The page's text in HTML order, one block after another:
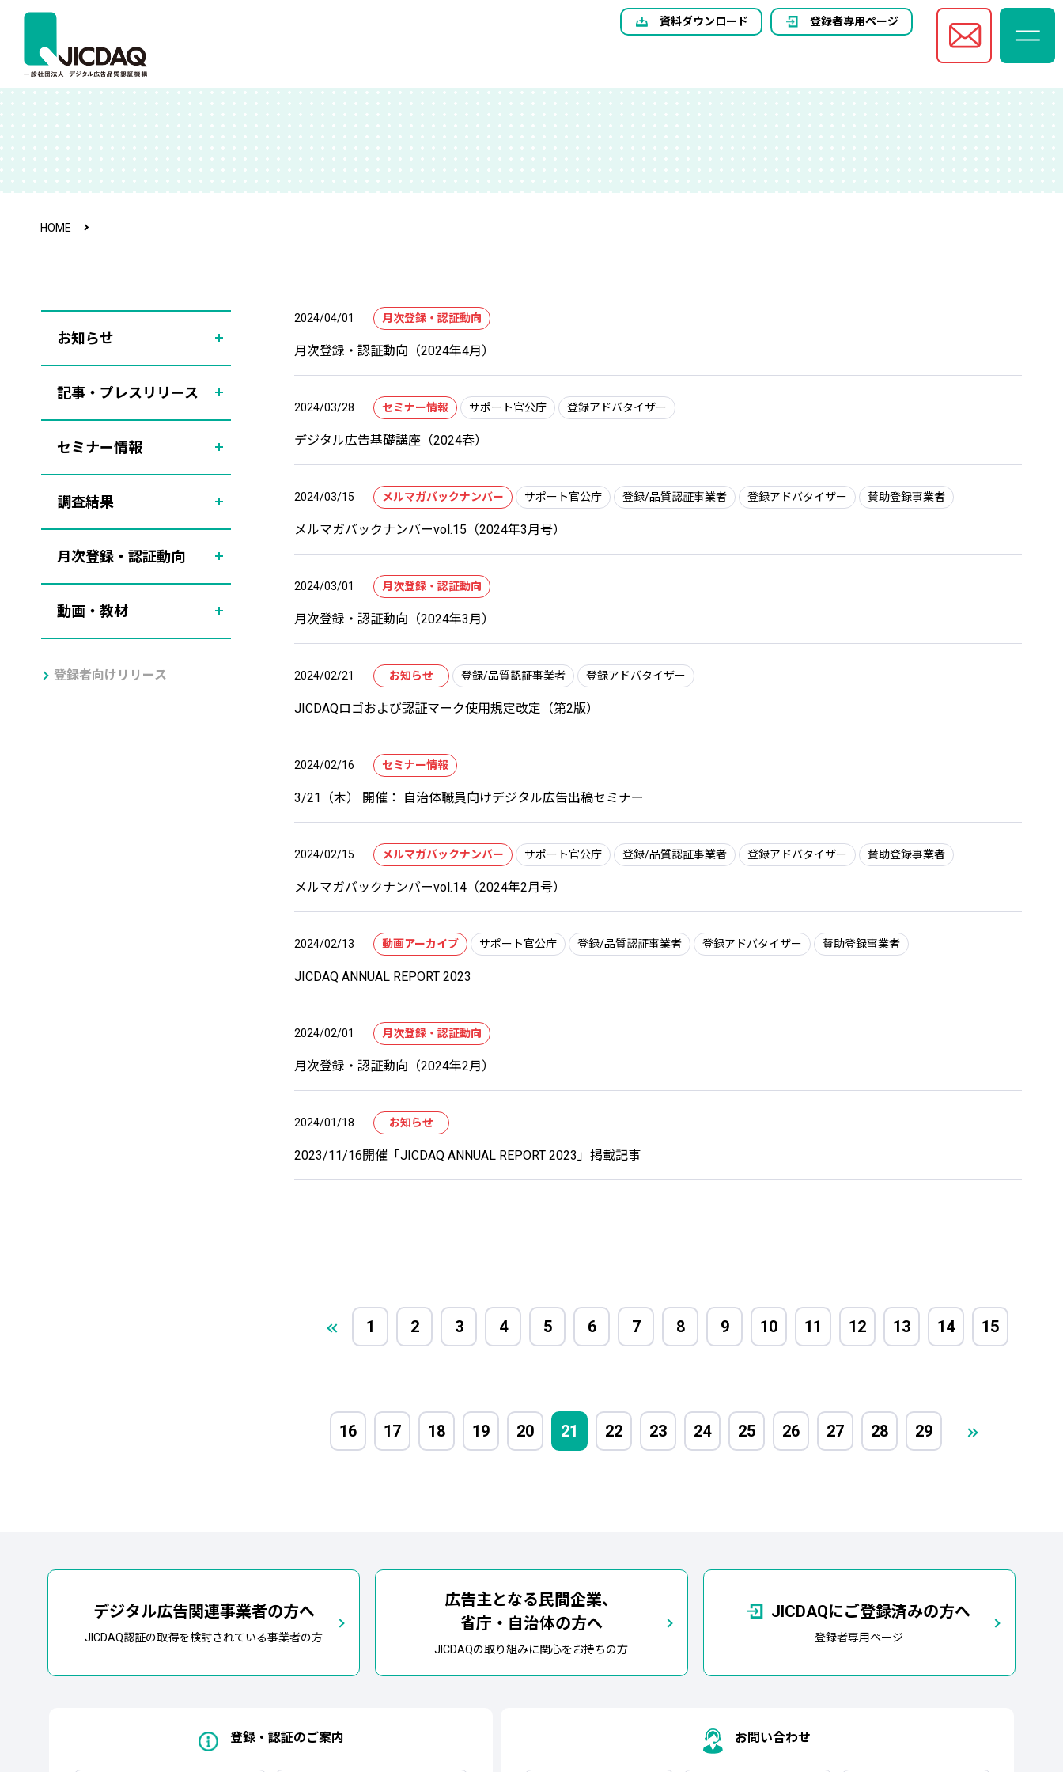
資料ダウンロード 登録者専用ページ
HOME
2024/04/01 月次登録・認証動向
月次登録・認証動向（2024年4月）
2024/03/28 セミナー情報 サポート官公庁 登録アドバタイザー
デジタル広告基礎講座（2024春）
2024/03/15 メルマガバックナンバー サポート官公庁 登録/品質認証事業者 登録アドバタイザー 賛助登録事業者
メルマガバックナンバーvol.15（2024年3月号）
2024/03/01 月次登録・認証動向
月次登録・認証動向（2024年3月）
2024/02/21 お知らせ 登録/品質認証事業者 登録アドバタイザー
JICDAQロゴおよび認証マーク使用規定改定（第2版）
2024/02/16 セミナー情報
3/21（木） 開催： 自治体職員向けデジタル広告出稿セミナー
2024/02/15 メルマガバックナンバー サポート官公庁 登録/品質認証事業者 登録アドバタイザー 賛助登録事業者
メルマガバックナンバーvol.14（2024年2月号）
2024/02/13 動画アーカイブ サポート官公庁 登録/品質認証事業者 登録アドバタイザー 賛助登録事業者
JICDAQ ANNUAL REPORT 2023
2024/02/01 月次登録・認証動向
月次登録・認証動向（2024年2月）
2024/01/18 お知らせ
2023/11/16開催「JICDAQ ANNUAL REPORT 2023」掲載記事
1 2 3 4 5 6 7 8 9 10 11 12 13 14 15
16 17 18 19 20 21 22 23 24 25 26 27 28 29
お知らせ
記事・プレスリリース
セミナー情報
調査結果
月次登録・認証動向
動画・教材
登録者向けリリース
デジタル広告関連事業者の方へ
JICDAQ認証の取得を検討されている事業者の方
広告主となる民間企業、
省庁・自治体の方へ
JICDAQの取り組みに関心をお持ちの方
JICDAQにご登録済みの方へ
登録者専用ページ
登録・認証のご案内 お問い合わせ